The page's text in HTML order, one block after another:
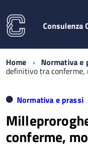
Consulenza
Home Normativa e
definitivo tra conferme,
Normativa e prassi
conferme,